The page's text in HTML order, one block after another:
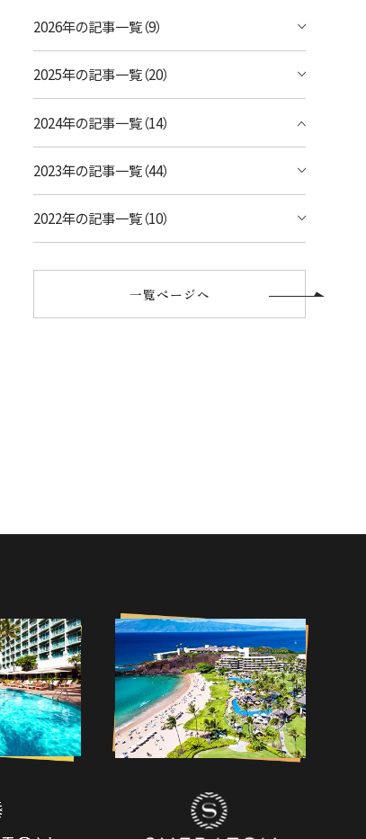
宿泊予約のみのお客様
シェラトン・ワイキキ・ビーチリゾート
ロイヤルハワイアン ラグジュアリーコレクシ
ョンリゾート
モアナサーフライダー ウェスティンリゾート
シェラトン プリンセス・カイウラニ
シェラトン・マウイ・リゾート&スパ
ご予約内容の確認・キャンセル
2026年の記事一覧（9）
2025年の記事一覧（20）
2024年の記事一覧（14）
2023年の記事一覧（44）
2022年の記事一覧（10）
一覧ページへ